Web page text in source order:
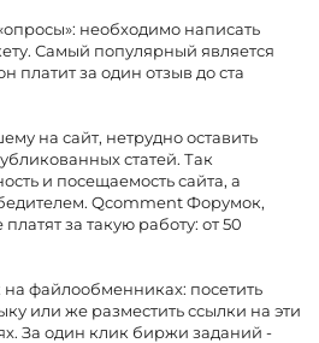
необходимо написать
Самый популярный является
платит за один отзыв до ста
на сайт, нетрудно оставить
статей. Так
и посещаемость сайта, а
Qcomment Форумок,
за такую работу: от 50
файлообменниках: посетить
или же разместить ссылки на эти
За один клик биржи заданий -